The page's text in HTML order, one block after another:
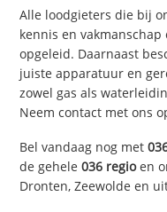
Alle loodgieters die bij
kennis en
opgeleid. Daarnaast
juiste apparatuur en
zowel gas als
Neem contact met ons
Bel vandaag nog met
de gehele036 regioen
Dronten, Zeewolde en